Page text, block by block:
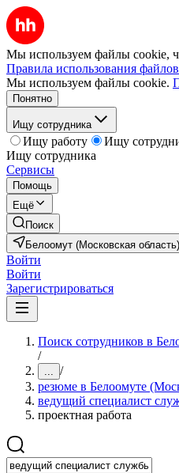
Мы используем файлы cookie,
Правила использования
Мы используем файлы cookie.
Понятно
Ищу сотрудника
Ищу работу
Ищу
Ищу сотрудника
Сервисы
Помощь
Ещё
Поиск
Белоомут (Московская область)
Войти
Войти
Зарегистрироваться
Поиск сотрудников в
/
... /
резюме в Белоомуте
ведущий специалист
проектная работа